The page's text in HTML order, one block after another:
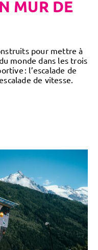
MUR DE
pour mettre à
monde dans les trois
: l’escalade de
de vitesse.